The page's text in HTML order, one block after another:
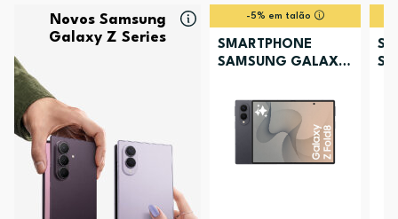
Novos Samsung
Galaxy Z Series
-5% em talão
SMARTPHONE
SAMSUNG GALAXY
GRAFITE